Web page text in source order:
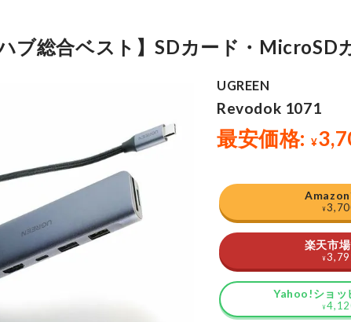
ハブ総合ベスト】SDカード・MicroSD
Amazon
¥
楽天市
¥
Yahoo!ショッ
¥